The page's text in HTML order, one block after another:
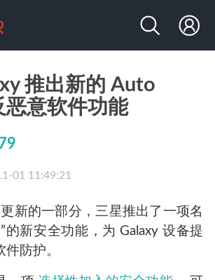
推出新的 Auto
恶意软件功能
01 11:49:21
新的一部分，三星推出了一项名
的新安全功能，为 Galaxy 设备提
防护。